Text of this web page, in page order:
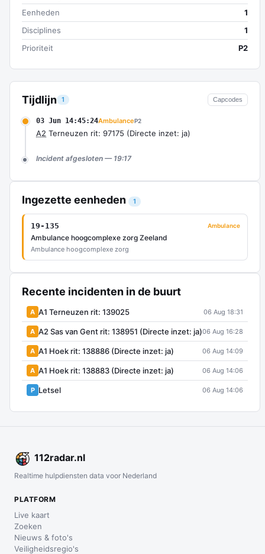
Tijdlijn 1 Capcodes
03 Jun 14:45:24AmbulanceP2
A2 Terneuzen rit: 97175 (Directe inzet: ja)
Incident afgesloten — 19:17
Ingezette eenheden 1
19-135 Ambulance
Ambulance hoogcomplexe zorg Zeeland
Ambulance hoogcomplexe zorg
Recente incidenten in de buurt
A A1 Terneuzen rit: 139025 06 Aug 18:31
A A2 Sas van Gent rit: 138951 (Directe inzet: ja)06 Aug 16:28
A A1 Hoek rit: 138886 (Directe inzet: ja) 06 Aug 14:09
A A1 Hoek rit: 138883 (Directe inzet: ja) 06 Aug 14:06
P Letsel 06 Aug 14:06
Eenheden
1
Disciplines
1
Prioriteit
P2
112radar.nl
Realtime hulpdiensten data voor Nederland
PLATFORM
Live kaart
Zoeken
Nieuws & foto's
Veiligheidsregio's